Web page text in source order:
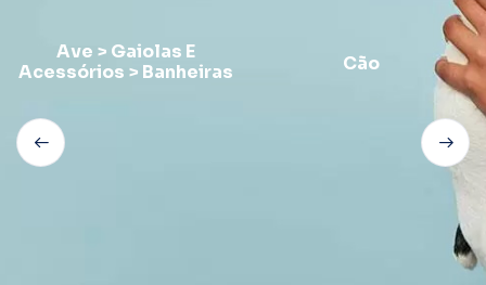
Ave > Gaiolas E
Acessórios > Banheiras
Cão